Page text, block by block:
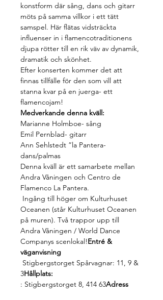
konstform där sång, dans och gitarr
möts på samma villkor i ett tätt
samspel. Här flätas vidsträckta
influenser in i flamencotraditionens
djupa rötter till en rik väv av dynamik,
dramatik och skönhet.
Efter konserten kommer det att
finnas tillfälle för den som vill att
stanna kvar på en juerga- ett
flamencojam!
Medverkande denna kväll:
Marianne Holmboe- sång
Emil Pernblad- gitarr
Ann Sehlstedt ”la Pantera-
dans/palmas
Denna kväll är ett samarbete mellan
Andra Våningen och Centro de
Flamenco La Pantera.
Oceanen (står Kulturhuset Oceanen
på muren). Två trappor upp till
Andra Våningen / World Dance
Companys scenlokal!Entré &
väganvisning
3Hållplats:
: Stigbergstorget 8, 414 63Adress